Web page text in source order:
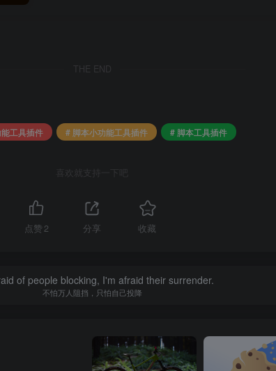
THE END
工具插件 # 脚本小功能工具插件 # 脚本工具插件
喜欢就支持一下吧
点赞2 分享 收藏
of people blocking, I'm afraid their surrender.
不怕万人阻挡，只怕自己投降